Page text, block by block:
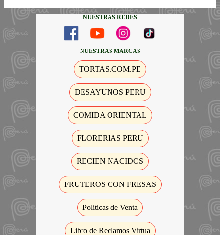
NUESTRAS REDES
NUESTRAS MARCAS
TORTAS.COM.PE
DESAYUNOS PERU
COMIDA ORIENTAL
FLORERIAS PERU
RECIEN NACIDOS
FRUTEROS CON FRESAS
Politicas de Venta
Libro de Reclamos Virtua